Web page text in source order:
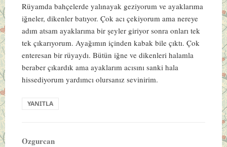
Rüyamda bahçelerde yalınayak geziyorum ve ayaklarıma
iğneler, dikenler batıyor. Çok acı çekiyorum ama nereye
adım atsam ayaklarıma bir şeyler giriyor sonra onları tek
tek çıkarıyorum. Ayağımın içinden kabak bile çıktı. Çok
enteresan bir rüyaydı. Bütün iğne ve dikenleri halamla
beraber çıkardık ama ayaklarım acısını sanki hala
hissediyorum yardımcı olursanız sevinirim.
YANITLA
Ozgurcandedi